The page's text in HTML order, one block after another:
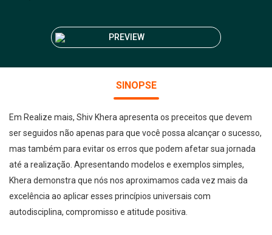
PREVIEW
SINOPSE
Em Realize mais, Shiv Khera apresenta os preceitos que devem
ser seguidos não apenas para que você possa alcançar o sucesso,
mas também para evitar os erros que podem afetar sua jornada
até a realização. Apresentando modelos e exemplos simples,
Khera demonstra que nós nos aproximamos cada vez mais da
excelência ao aplicar esses princípios universais com
autodisciplina, compromisso e atitude positiva.